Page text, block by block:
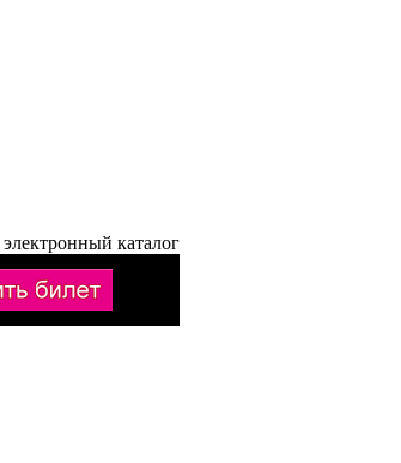
электронный каталог